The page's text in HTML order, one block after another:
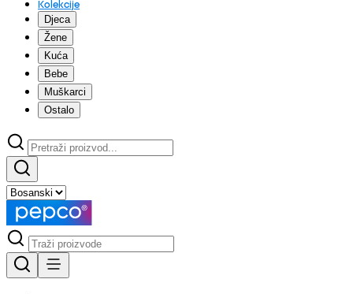
Kolekcije
Djeca
Žene
Kuća
Bebe
Muškarci
Ostalo